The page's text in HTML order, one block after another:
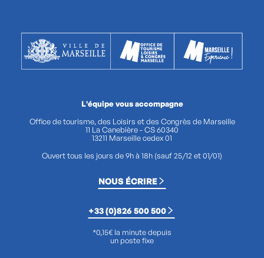
L'équipe vous accompagne
Office de tourisme, des Loisirs et des Congrès de Marseille
11 La Canebière - CS 60340
13211 Marseille cedex 01
Ouvert tous les jours de 9h à 18h (sauf 25/12 et 01/01)
NOUS ÉCRIRE
+33 (0)826 500 500
*0,15€ la minute depuis
un poste fixe